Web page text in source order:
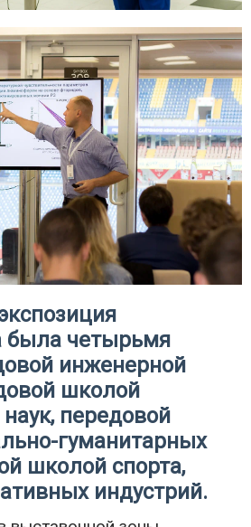
была четырьмя
инженерной
школой
передовой
гуманитарных
школой спорта,
индустрий.